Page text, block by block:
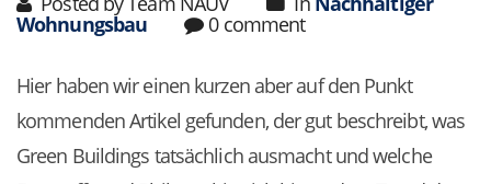
Wohnungsbau 0 comment
Hier haben wir einen kurzen aber auf den Punkt
kommenden Artikel gefunden, der gut beschreibt, was
Green Buildings tatsächlich ausmacht und welche